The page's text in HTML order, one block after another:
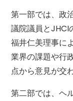
第一部では、政
議院議員とJHCI
福井仁美理事に
業界の課題や行
点から意見が交
第二部では、ヘ